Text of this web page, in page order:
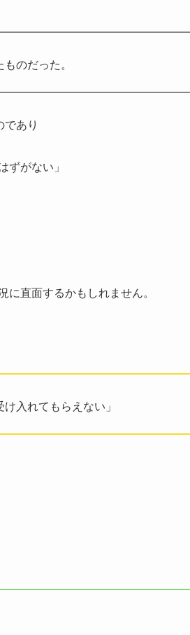
のだった。
あり
ずがない」
に直面するかもしれません。
入れてもらえない」